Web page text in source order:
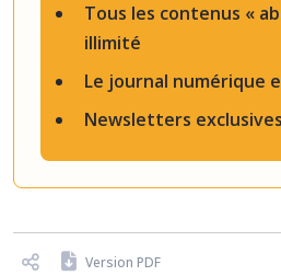
Tous les contenus «
illimité
Le journal numérique
Newsletters
Version PDF